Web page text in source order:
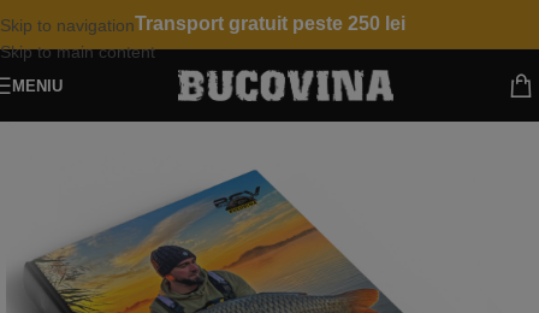
Skip to navigation
Skip to main content
Transport gratuit peste 250 lei
MENIU